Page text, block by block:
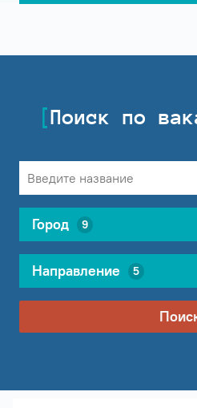
Поиск по
Город 9
Направление 5